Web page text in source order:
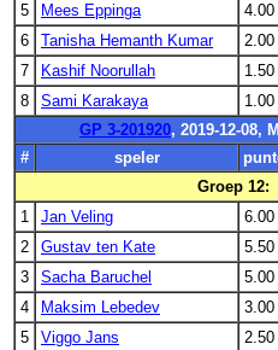
5
Mees Eppinga 4.00
6
Tanisha Hemanth Kumar 2.00
7
Kashif Noorullah 1.50
8
Sami Karakaya 1.00
GP 3-201920, 2019-12-08,
#
speler
Groep 12:
1
Jan Veling 6.00
2
Gustav ten Kate 5.50
3
Sacha Baruchel 5.00
4
Maksim Lebedev 3.00
5
Viggo Jans 2.50